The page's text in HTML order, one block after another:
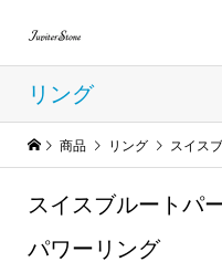
リング
商品 リング スイスブ
スイスブルートパ
パワーリング